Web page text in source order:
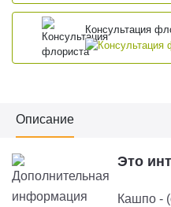
Консультация
Описание
Это
Кашпо -